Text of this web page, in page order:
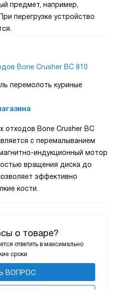
о товаре?
ответить в максимально
сроки
ВОПРОС
предмет, например,
перегрузке устройство
Bone Crusher BC 810
перемолоть куриные
отходов Bone Crusher BC
с перемалыванием
индукционный мотор
вращения диска до
эффективно
кости.